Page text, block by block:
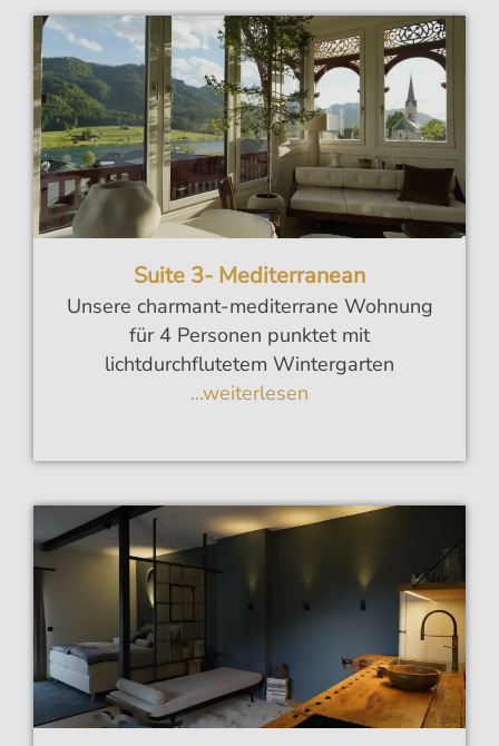
Suite 3- Mediterranean
Unsere charmant-mediterrane Wohnung
für 4 Personen punktet mit
lichtdurchflutetem Wintergarten
...weiterlesen